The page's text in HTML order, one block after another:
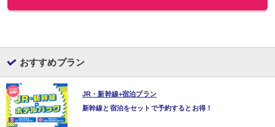
おすすめプラン
JR・新幹線+宿泊プラン
新幹線と宿泊をセットで予約するとお得！